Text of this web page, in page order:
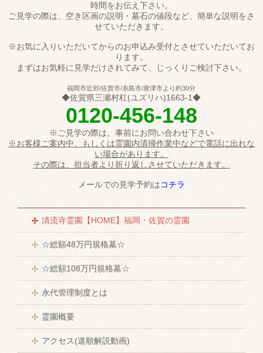
時間をお伝え下さい。
ご見学の際は、空き区画の説明・墓石の値段など、簡単な説明をさ
せていただきます。
※お気に入りいただいてからのお申込み受付とさせていただいてお
ります。
まずはお気軽に見学だけされてみて、じっくりご検討下さい。
福岡市近郊/佐賀市/糸島市/唐津市より約30分
◆佐賀県三瀬村杠(ユズリハ)1663-1◆
0120-456-148
※ご見学の際は、事前にお問い合わせ下さい
※お客様ご案内中、もしくは霊園内清掃作業中などで電話に出れな
い場合があります。
その際は、担当者より折り返しさせていただきます。
メールでの見学予約はコチラ
清流寺霊園【HOME】福岡・佐賀の霊園
☆総額48万円規格墓☆
☆総額108万円規格墓☆
永代管理制度とは
霊園概要
アクセス(道順解説動画)